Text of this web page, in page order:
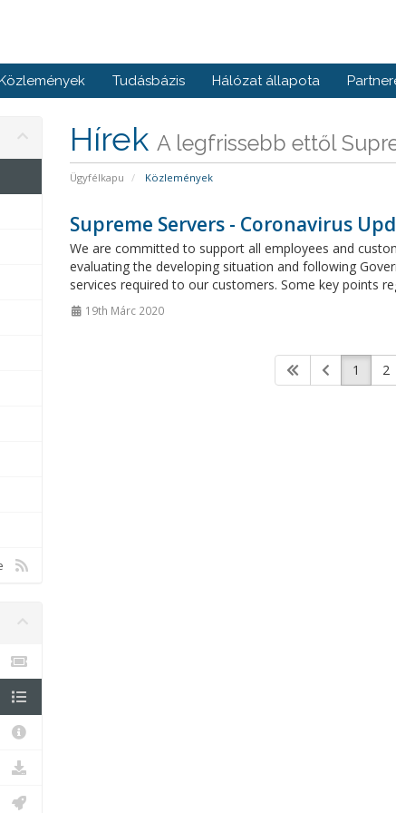
Tudásbázis Hálózat állapota
Hírek A legfrissebb ettől
Ügyfélkapu Közlemények
Supreme Servers - Coronavirus
We are committed to support all employees and
evaluating the developing situation and following
services required to our customers. Some key points
19th Márc 2020
1 2